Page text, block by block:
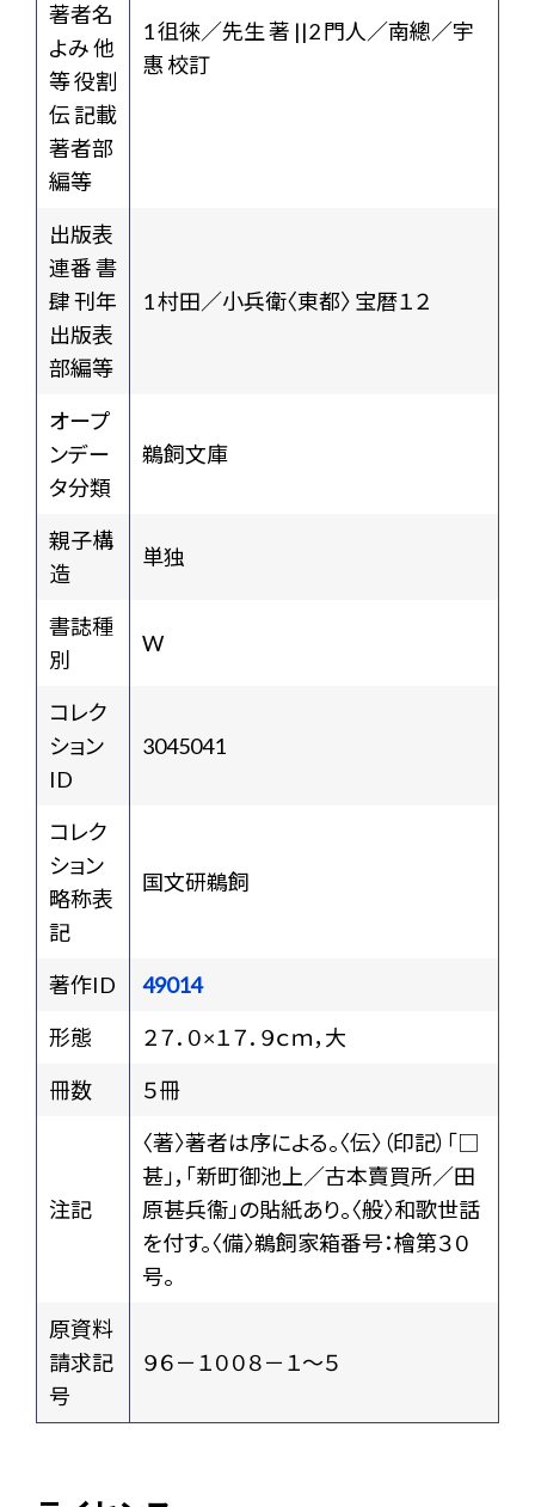
著者名
よみ 他
等 役割
伝 記載
著者部
編等
1 徂徠／先生 著 ||2 門人／南總／宇
惠 校訂
出版表
連番 書
肆 刊年
出版表
部編等
1 村田／小兵衛〈東都〉 宝暦１２
オープ
ンデー
タ分類
鵜飼文庫
親子構
造
単独
書誌種
別
W
コレク
ション
ID
3045041
コレク
ション
略称表
記
国文研鵜飼
著作ID
49014
形態
２７．０×１７．９ｃｍ，大
冊数
５冊
注記
〈著〉著者は序による。〈伝〉（印記）「□
甚」，「新町御池上／古本賣買所／田
原甚兵衞」の貼紙あり。〈般〉和歌世話
を付す。〈備〉鵜飼家箱番号：檜第３０
号。
原資料
請求記
号
９６－１００８－１～５